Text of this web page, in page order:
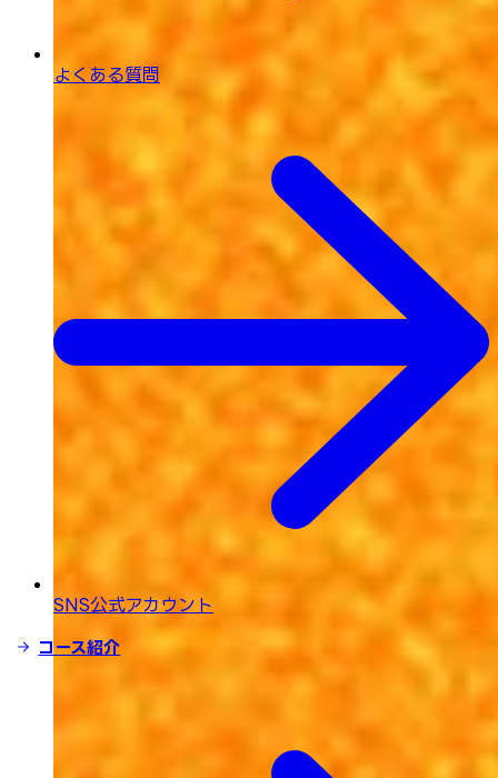
よくある質問
SNS公式アカウント
コース紹介